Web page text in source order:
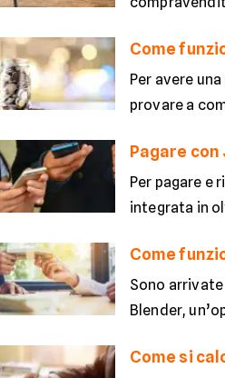
Come
Per avere
provare a
Pagare
Per pagare e
integrata in
Come
Sono
Blender,
Come si